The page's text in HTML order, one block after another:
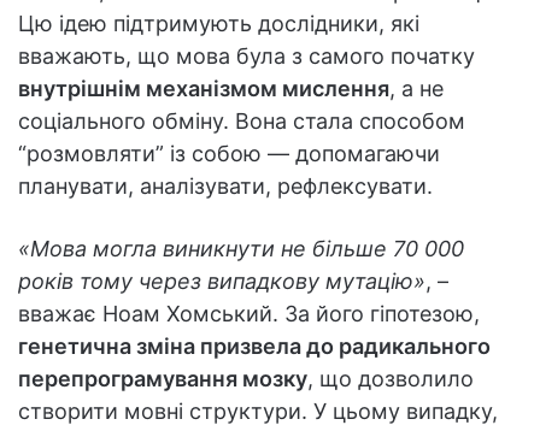
Цю ідею підтримують дослідники, які
вважають, що мова була з самого початку
внутрішнім механізмом мислення, а не
соціального обміну. Вона стала способом
“розмовляти” із собою — допомагаючи
планувати, аналізувати, рефлексувати.
«Мова могла виникнути не більше 70 000
років тому через випадкову мутацію», –
вважає Ноам Хомський. За його гіпотезою,
генетична зміна призвела до радикального
перепрограмування мозку, що дозволило
створити мовні структури. У цьому випадку,